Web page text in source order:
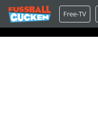
Free-TV